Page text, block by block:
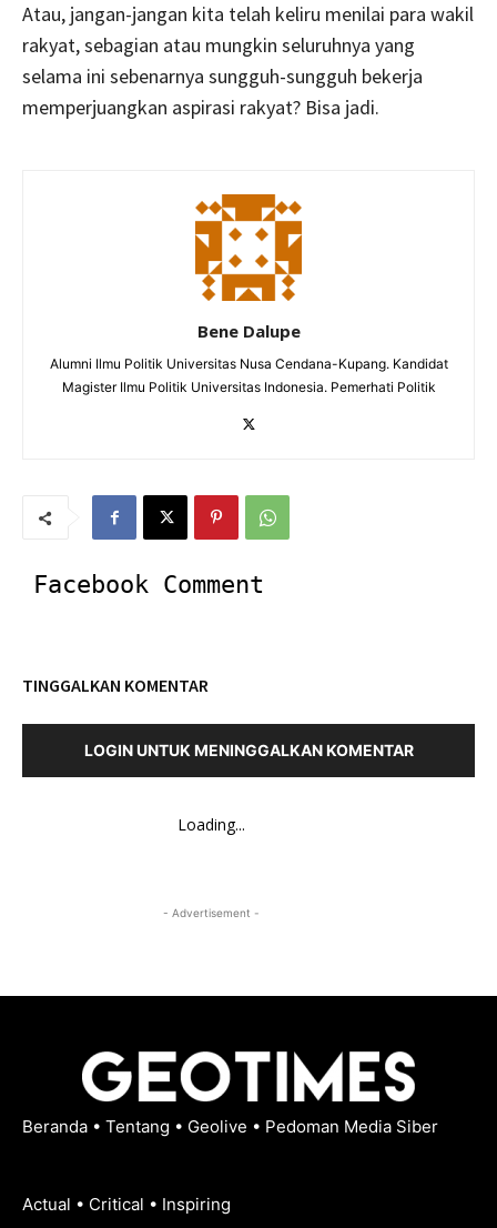
Atau, jangan-jangan kita telah keliru menilai para wakil
rakyat, sebagian atau mungkin seluruhnya yang
selama ini sebenarnya sungguh-sungguh bekerja
memperjuangkan aspirasi rakyat? Bisa jadi.
Bene Dalupe
Alumni Ilmu Politik Universitas Nusa Cendana-Kupang. Kandidat
Magister Ilmu Politik Universitas Indonesia. Pemerhati Politik
Facebook Comment
TINGGALKAN KOMENTAR
LOGIN UNTUK MENINGGALKAN KOMENTAR
Loading...
- Advertisement -
Beranda • Tentang • Geolive • Pedoman Media Siber
Actual • Critical • Inspiring